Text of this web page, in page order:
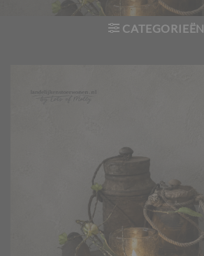
CATEGORIEËN